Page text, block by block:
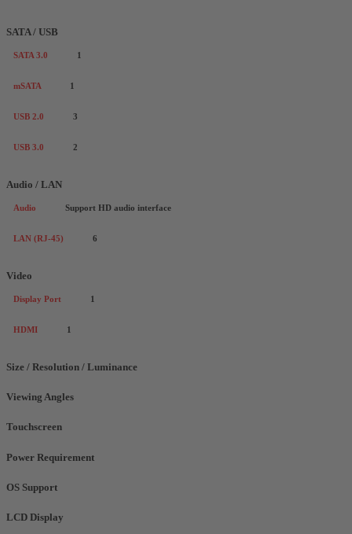
SATA / USB
SATA 3.0 1
mSATA 1
USB 2.0 3
USB 3.0 2
Audio / LAN
Audio Support HD audio interface
LAN (RJ-45) 6
Video
Display Port 1
HDMI 1
Size / Resolution / Luminance
Viewing Angles
Touchscreen
Power Requirement
OS Support
LCD Display